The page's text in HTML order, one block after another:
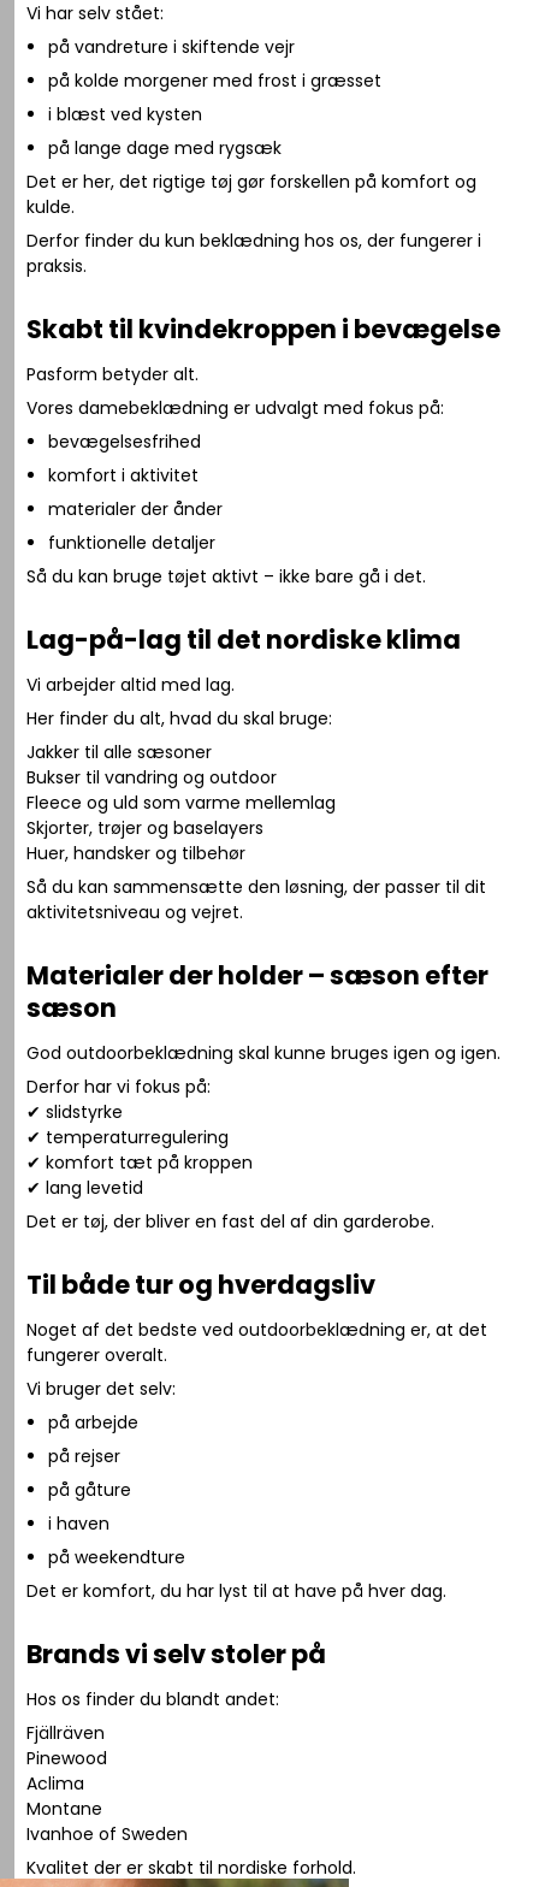
Vi har selv stået:
på vandreture i skiftende vejr
på kolde morgener med frost i græsset
i blæst ved kysten
på lange dage med rygsæk
Det er her, det rigtige tøj gør forskellen på komfort og
kulde.
Derfor finder du kun beklædning hos os, der fungerer i
praksis.
Skabt til kvindekroppen i bevægelse
Pasform betyder alt.
Vores damebeklædning er udvalgt med fokus på:
bevægelsesfrihed
komfort i aktivitet
materialer der ånder
funktionelle detaljer
Så du kan bruge tøjet aktivt – ikke bare gå i det.
Lag-på-lag til det nordiske klima
Vi arbejder altid med lag.
Her finder du alt, hvad du skal bruge:
Jakker til alle sæsoner
Bukser til vandring og outdoor
Fleece og uld som varme mellemlag
Skjorter, trøjer og baselayers
Huer, handsker og tilbehør
Så du kan sammensætte den løsning, der passer til dit
aktivitetsniveau og vejret.
Materialer der holder – sæson efter
sæson
God outdoorbeklædning skal kunne bruges igen og igen.
Derfor har vi fokus på:
✔ slidstyrke
✔ temperaturregulering
✔ komfort tæt på kroppen
✔ lang levetid
Det er tøj, der bliver en fast del af din garderobe.
Til både tur og hverdagsliv
Noget af det bedste ved outdoorbeklædning er, at det
fungerer overalt.
Vi bruger det selv:
på arbejde
på rejser
på gåture
i haven
på weekendture
Det er komfort, du har lyst til at have på hver dag.
Brands vi selv stoler på
Hos os finder du blandt andet:
Fjällräven
Pinewood
Aclima
Montane
Ivanhoe of Sweden
Kvalitet der er skabt til nordiske forhold.